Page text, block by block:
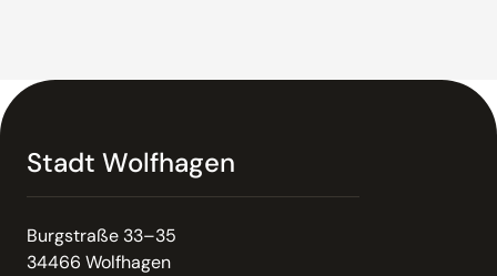
Stadt Wolfhagen
Burgstraße 33–35
34466 Wolfhagen